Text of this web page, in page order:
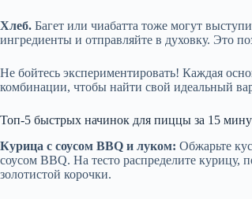
Хлеб. Багет или чиабатта тоже могут
ингредиенты и отправляйте в духовку. Это
Не бойтесь экспериментировать! Каждая
комбинации, чтобы найти свой идеальный
Топ-5 быстрых начинок для пиццы за 15
Курица с соусом BBQ и луком: Обжарьте
соусом BBQ. На тесто распределите
золотистой корочки.